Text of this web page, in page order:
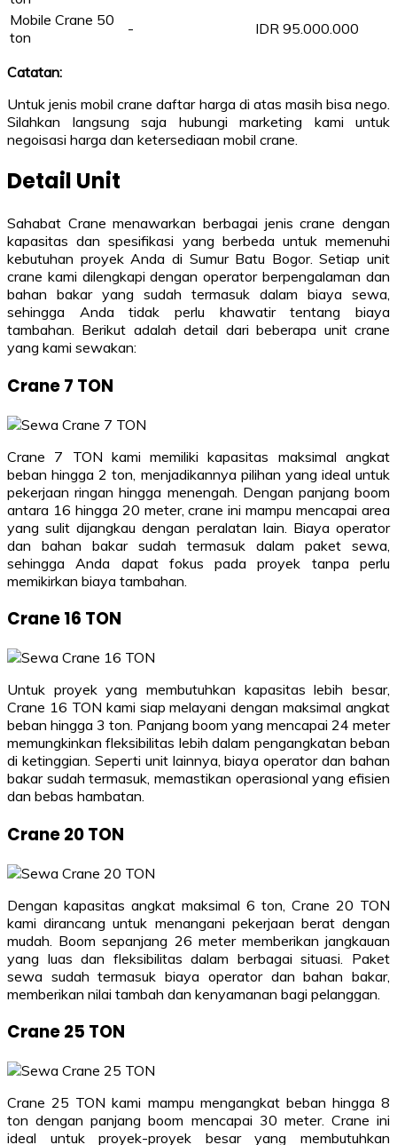
Mobile Crane 50
ton
- IDR 95.000.000
Catatan:
Untuk jenis mobil crane daftar harga di atas masih bisa nego.
Silahkan langsung saja hubungi marketing kami untuk
negoisasi harga dan ketersediaan mobil crane.
Detail Unit
Sahabat Crane menawarkan berbagai jenis crane dengan
kapasitas dan spesifikasi yang berbeda untuk memenuhi
kebutuhan proyek Anda di Sumur Batu Bogor. Setiap unit
crane kami dilengkapi dengan operator berpengalaman dan
bahan bakar yang sudah termasuk dalam biaya sewa,
sehingga Anda tidak perlu khawatir tentang biaya
tambahan. Berikut adalah detail dari beberapa unit crane
yang kami sewakan:
Crane 7 TON
Crane 7 TON kami memiliki kapasitas maksimal angkat
beban hingga 2 ton, menjadikannya pilihan yang ideal untuk
pekerjaan ringan hingga menengah. Dengan panjang boom
antara 16 hingga 20 meter, crane ini mampu mencapai area
yang sulit dijangkau dengan peralatan lain. Biaya operator
dan bahan bakar sudah termasuk dalam paket sewa,
sehingga Anda dapat fokus pada proyek tanpa perlu
memikirkan biaya tambahan.
Crane 16 TON
Untuk proyek yang membutuhkan kapasitas lebih besar,
Crane 16 TON kami siap melayani dengan maksimal angkat
beban hingga 3 ton. Panjang boom yang mencapai 24 meter
memungkinkan fleksibilitas lebih dalam pengangkatan beban
di ketinggian. Seperti unit lainnya, biaya operator dan bahan
bakar sudah termasuk, memastikan operasional yang efisien
dan bebas hambatan.
Crane 20 TON
Dengan kapasitas angkat maksimal 6 ton, Crane 20 TON
kami dirancang untuk menangani pekerjaan berat dengan
mudah. Boom sepanjang 26 meter memberikan jangkauan
yang luas dan fleksibilitas dalam berbagai situasi. Paket
sewa sudah termasuk biaya operator dan bahan bakar,
memberikan nilai tambah dan kenyamanan bagi pelanggan.
Crane 25 TON
Crane 25 TON kami mampu mengangkat beban hingga 8
ton dengan panjang boom mencapai 30 meter. Crane ini
ideal untuk proyek-proyek besar yang membutuhkan